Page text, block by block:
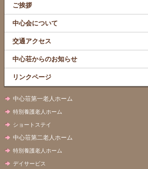
ご挨拶
中心会について
交通アクセス
中心荘からのお知らせ
リンクページ
中心荘第一老人ホーム
特別養護老人ホーム
ショートステイ
中心荘第二老人ホーム
特別養護老人ホーム
デイサービス